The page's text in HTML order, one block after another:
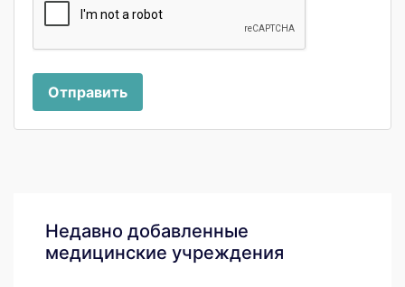
Отправить
Недавно добавленные
медицинские учреждения